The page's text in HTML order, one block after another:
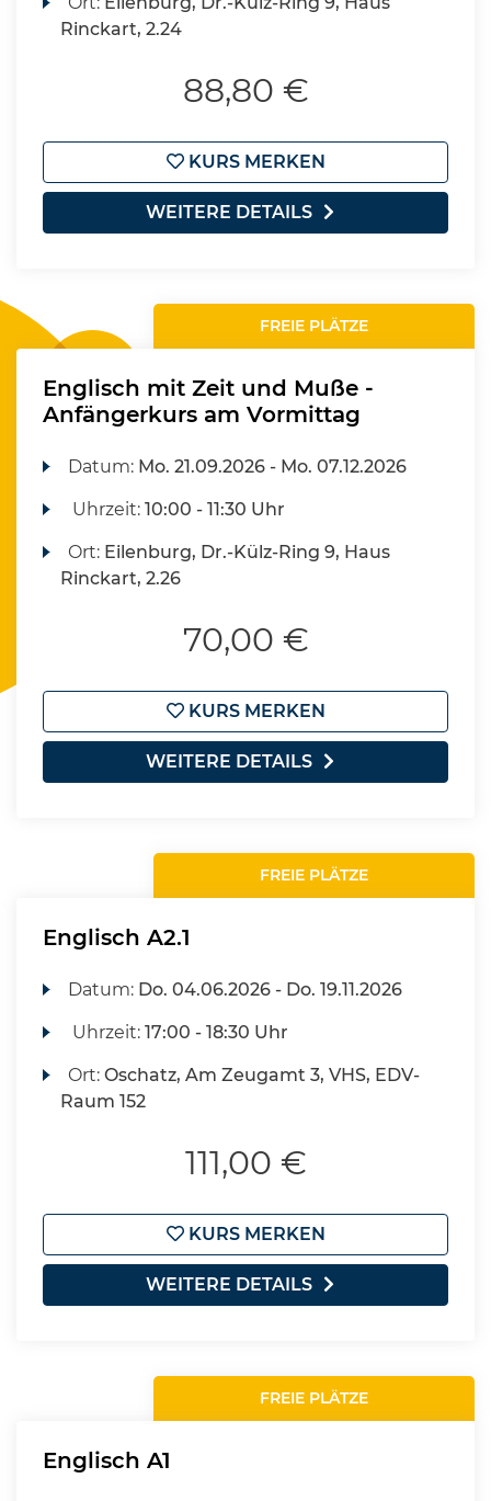
Rinckart, 2.24
88,80 €
KURS MERKEN
WEITERE DETAILS
FREIE PLÄTZE
Englisch mit Zeit und Muße -
Anfängerkurs am Vormittag
Datum: Mo. 21.09.2026 - Mo. 07.12.2026
Uhrzeit:10:00 - 11:30 Uhr
Ort: Eilenburg, Dr.-Külz-Ring 9, Haus
Rinckart, 2.26
70,00 €
KURS MERKEN
WEITERE DETAILS
FREIE PLÄTZE
Englisch A2.1
Datum: Do. 04.06.2026 - Do. 19.11.2026
Uhrzeit:17:00 - 18:30 Uhr
Ort:Oschatz, Am Zeugamt 3, VHS, EDV-
Raum 152
111,00 €
KURS MERKEN
WEITERE DETAILS
FREIE PLÄTZE
Englisch A1